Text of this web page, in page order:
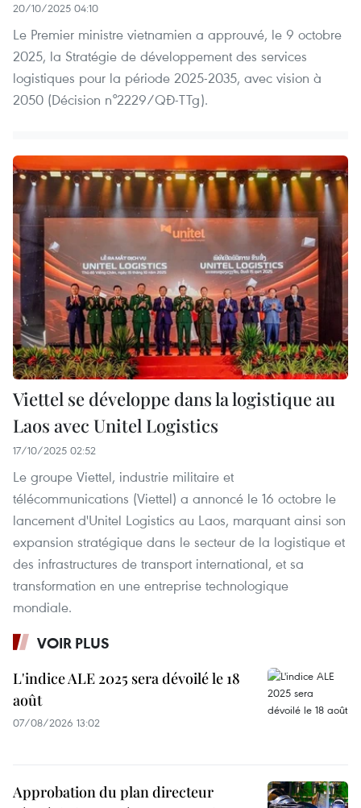
20/10/2025 04:10
Le Premier ministre vietnamien a approuvé, le 9 octobre
2025, la Stratégie de développement des services
logistiques pour la période 2025-2035, avec vision à
2050 (Décision n°2229/QĐ-TTg).
Viettel se développe dans la logistique au
Laos avec Unitel Logistics
17/10/2025 02:52
Le groupe Viettel, industrie militaire et
télécommunications (Viettel) a annoncé le 16 octobre le
lancement d'Unitel Logistics au Laos, marquant ainsi son
expansion stratégique dans le secteur de la logistique et
des infrastructures de transport international, et sa
transformation en une entreprise technologique
mondiale.
VOIR PLUS
L'indice ALE 2025 sera dévoilé le 18
août
07/08/2026 13:02
Approbation du plan directeur